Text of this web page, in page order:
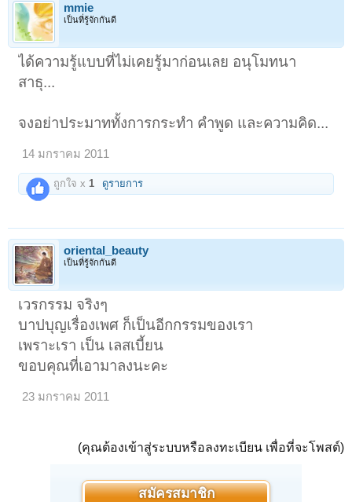
mmie
เป็นที่รู้จักกันดี
ได้ความรู้แบบที่ไม่เคยรู้มาก่อนเลย อนุโมทนา
สาธุ...
จงอย่าประมาททั้งการกระทำ คำพูด และความคิด...
14 มกราคม 2011
ถูกใจ x 1 ดูรายการ
oriental_beauty
เป็นที่รู้จักกันดี
เวรกรรม จริงๆ
บาปบุญเรื่องเพศ ก็เป็นอีกกรรมของเรา
เพราะเรา เป็น เลสเบี้ยน
ขอบคุณที่เอามาลงนะคะ
23 มกราคม 2011
(คุณต้องเข้าสู่ระบบหรือลงทะเบียน เพื่อที่จะโพสต์)
สมัครสมาชิก